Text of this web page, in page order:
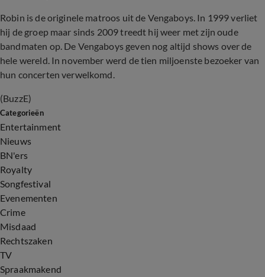
Robin is de originele matroos uit de Vengaboys. In 1999 verliet
hij de groep maar sinds 2009 treedt hij weer met zijn oude
bandmaten op. De Vengaboys geven nog altijd shows over de
hele wereld. In november werd de tien miljoenste bezoeker van
hun concerten verwelkomd.
(BuzzE)
Categorieën
Entertainment
Nieuws
BN'ers
Royalty
Songfestival
Evenementen
Crime
Misdaad
Rechtszaken
TV
Spraakmakend